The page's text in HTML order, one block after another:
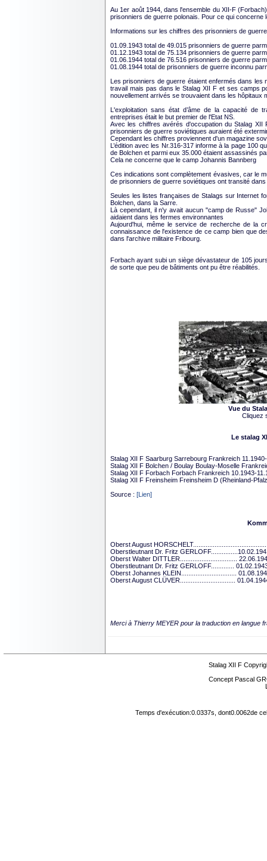
Au 1er août 1944, dans l'ensemble du XII-F
prisonniers de guerre polonais. Pour ce qui
Informations sur les chiffres des prisonniers de
01.09.1943 total de 49.015 prisonniers de guerre
01.12.1943 total de 75.134 prisonniers de guerre
01.06.1944 total de 76.516 prisonniers de guerre
01.08.1944 total de prisonniers de guerre inconnu
Les prisonniers de guerre étaient enfermés dans
travail mais pas dans le Stalag XII F et ses camps
nouvellement arrivés se trouvaient dans les hôpitaux
L'exploitation sans état d’âme de la capacité de
entreprises était le but premier de l'Etat NS.
Avec les chiffres avérés d'occupation du Stalag
prisonniers de guerre soviétiques auraient été
Cependant les chiffres proviennent d'un magazine
L’édition avec les Nr.316-317 informe à la page 100
de Bolchen et parmi eux 35.000 étaient assassinés
Cela ne concerne que le camp Johannis Bannberg
Ces indications sont complètement évasives, car le
de prisonniers de guerre soviétiques ont transité
Seules les listes françaises de Stalags sur Internet
Bolchen, dans la Sarre.
Là cependant, il n'y avait aucun "camp de Russe"
aidaient dans les fermes environnantes
Aujourd'hui, même le service de recherche de la
connaissance de l'existence de ce camp bien que
dans l'archive militaire Fribourg.
Forbach ayant subi un siège dévastateur de 105
de sorte que peu de bâtiments ont pu être réabilités.
Vue du
Cliquez
Le stalag
Stalag XII F Saarburg Sarrebourg Frankreich
Stalag XII F Bolchen / Boulay Boulay-Moselle
Stalag XII F Forbach Forbach Frankreich 10.1943-
Stalag XII F Freinsheim Freinsheim D (Rheinland-
Source : [Lien]
Oberst August
Oberstleutnant Dr. Fritz
Oberst Walter DITTLER................................
Oberstleutnant Dr. Fritz GERLOFF.............
Oberst Johannes KLEIN...............................
Oberst August CLÜVER...............................
Merci à Thierry MEYER pour la traduction en langue
Stalag XII F
Concept Pascal
Temps d'exécution:0.0337s, dont0.0062de